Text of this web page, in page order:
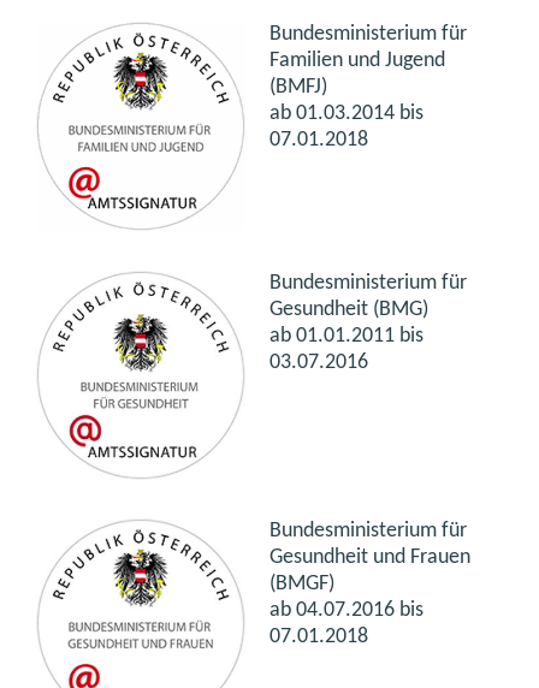
Bundesministerium für
Familien und Jugend
(BMFJ)
ab 01.03.2014 bis
07.01.2018
Bundesministerium für
Gesundheit (BMG)
ab 01.01.2011 bis
03.07.2016
Bundesministerium für
Gesundheit und Frauen
(BMGF)
ab 04.07.2016 bis
07.01.2018